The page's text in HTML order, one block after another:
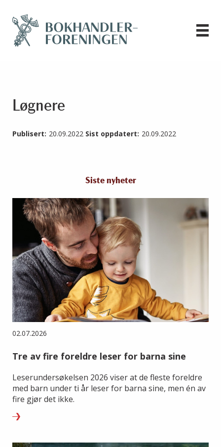
Løgnere
Publisert: 20.09.2022 Sist oppdatert: 20.09.2022
Siste nyheter
02.07.2026
Tre av fire foreldre leser for barna sine
Leserundersøkelsen 2026 viser at de fleste foreldre
med barn under ti år leser for barna sine, men én av
fire gjør det ikke.